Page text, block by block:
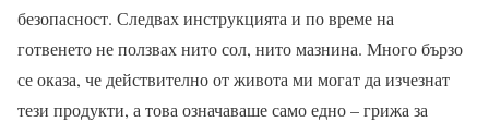
безопасност. Следвах инструкцията и по време на
готвенето не ползвах нито сол, нито мазнина. Много бързо
се оказа, че действително от живота ми могат да изчезнат
тези продукти, а това означаваше само едно – грижа за